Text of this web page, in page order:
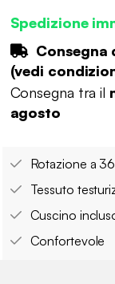
Spedizione
Consegna
(vedi
Consegna tra il
agosto
Rotazione a
Tessuto
Cuscino
Confortevole